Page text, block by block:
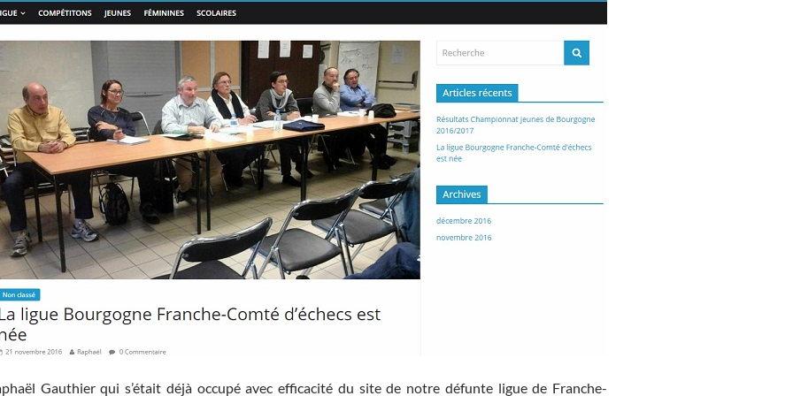
Gauthier qui s’était déjà occupé avec efficacité du site de notre défunte ligue de Franche-